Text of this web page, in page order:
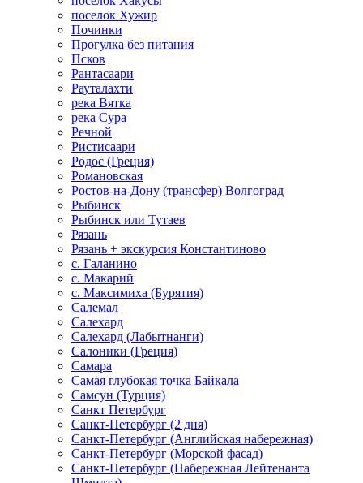
поселок Хужир
Починки
Прогулка без питания
Псков
Рантасаари
Рауталахти
река Вятка
река Сура
Речной
Ристисаари
Родос (Греция)
Романовская
Ростов-на-Дону (трансфер) Волгоград
Рыбинск
Рыбинск или Тутаев
Рязань
Рязань + экскурсия Константиново
с. Галанино
с. Макарий
с. Максимиха (Бурятия)
Салемал
Салехард
Салехард (Лабытнанги)
Салоники (Греция)
Самара
Самая глубокая точка Байкала
Самсун (Турция)
Санкт Петербург
Санкт-Петербург (2 дня)
Санкт-Петербург (Английская набережная)
Санкт-Петербург (Морской фасад)
Санкт-Петербург (Набережная Лейтенанта